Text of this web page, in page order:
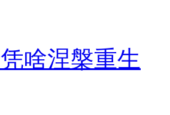
啥涅槃重生